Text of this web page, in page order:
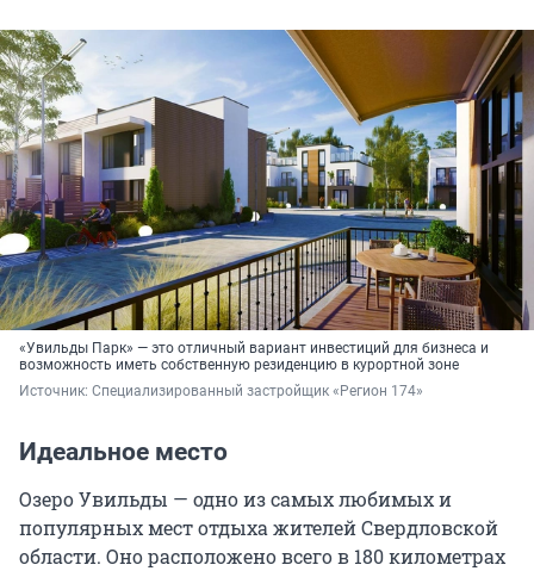
«Увильды Парк» — это отличный вариант инвестиций для бизнеса и
возможность иметь собственную резиденцию в курортной зоне
Источник: Специализированный застройщик «Регион 174»
Идеальное место
Озеро Увильды — одно из самых любимых и
популярных мест отдыха жителей Свердловской
области. Оно расположено всего в 180 километрах